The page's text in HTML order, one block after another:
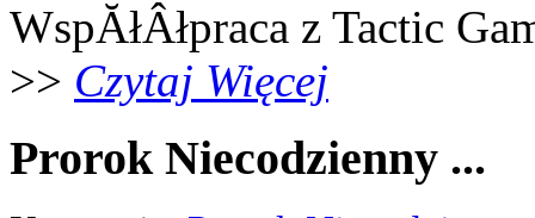
WspĂłÂłpraca z Tactic
>> Czytaj Więcej
Prorok Niecodzienny ...